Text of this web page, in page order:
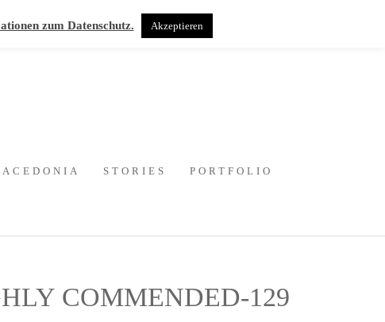
STORIES PORTFOLIO
COMMENDED-129
zum Datenschutz. Akzeptieren